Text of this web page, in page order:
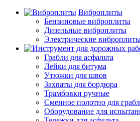
Виброплиты
Бензиновые виброплиты
Дизельные виброплиты
Электрические
Грабли для асфальта
Лейки для битума
Утюжки для швов
Захваты для бордюра
Трамбовки ручные
Сменное полотно для
Оборудование для